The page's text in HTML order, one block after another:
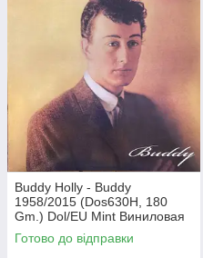
Buddy Holly - Buddy
1958/2015 (Dos630H, 180
Gm.) Dol/EU Mint Виниловая
пластинка (art.234454)
Готово до відправки